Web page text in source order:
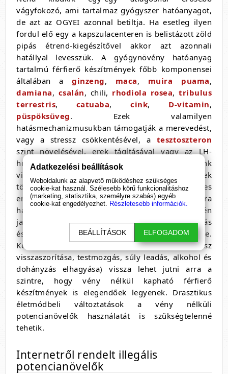
vágyfokozó, ami tartalmaz gyógyszer hatóanyagot,
de azt az OGYEI azonnal betiltja. Ha esetleg ilyen
fordul elő egy a kapszulacenteren is belistázott zöld
pipás étrend-kiegészítővel akkor azt azonnali
hatállyal levesszük. A gyógynövény hatóanyag
tartalmú férfierő készítmények főbb komponensei
általában aginzeng, maca, muira puama,
damiana, csalán, chili, rhodiola rosea, tribulus
terrestris, catuaba,cink, D-vitamin,
püspöksüveg. Ezek valamilyen
hatásmechanizmusukban támogatják a merevedést,
vagy a stressz csökkentésével, a tesztoszteron
szint növelésével, erek tágításával vagy az LH-
hormon termelés fokozásával. Vásárlóink
visszajelzése alapján ezek a készítmények
tökéletesen elegendőek ha enyhébb vagy közepes
erősségű merevedési problémák megoldására
használják. Súlyos esetben vagy szervi okok esetén
javasolt az urológussal való teljes körű kivizsgálás
és a potencianövelő gyógyszerek szedése.
Későbbiekben életmódváltással (stressz
visszaszorítása, testmozgás, súly leadás, alkohol és
dohányzás elhagyása) vissza lehet jutni arra a
szintre, hogy vény nélkül kapható férfierő
készítmények is elegendőek legyenek. Drasztikus
életmódbeli változtatások a vény nélküli
potencianövelők használatát is szükségtelenné
tehetik.
Internetről rendelt illegális
potencianövelők
Adatkezelési beállítások
Weboldalunk az alapvető működéshez szükséges
cookie-kat használ. Szélesebb körű funkcionalitáshoz
(marketing, statisztika, személyre szabás) egyéb
cookie-kat engedélyezhet. Részletesebb információk.
BEÁLLÍTÁSOK ELFOGADOM